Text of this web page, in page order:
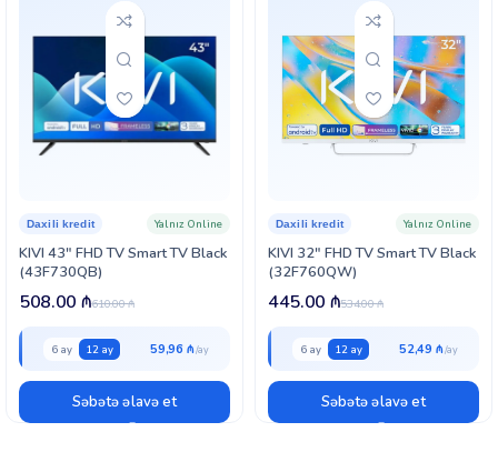
KIVI 43″ FHD TV Smart TV Black
(43F730QB)
Daxili kredit Yalnız Online
610.00₼
508.00 ₼
6 ay 12 ay 59,96 ₼
Səbətə əlavə et
KIVI 32″ FHD TV Smart TV Black
(32F760QW)
Daxili kredit Yalnız Online
534.00₼
445.00 ₼
6 ay 12 ay 52,49 ₼
Səbətə əlavə et